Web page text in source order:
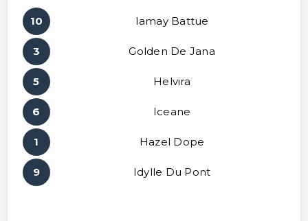
10 Iamay Battue
3 Golden De Jana
5 Helvira
6 Iceane
1 Hazel Dope
9 Idylle Du Pont